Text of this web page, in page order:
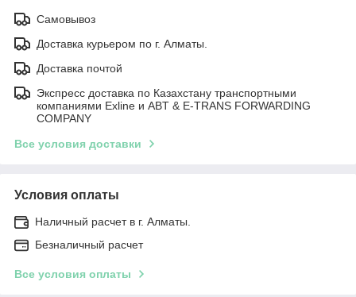
Самовывоз
Доставка курьером по г. Алматы.
Доставка почтой
Экспресс доставка по Казахстану транспортными
компаниями Exline и ABT & E-TRANS FORWARDING
COMPANY
Все условия доставки
Условия оплаты
Наличный расчет в г. Алматы.
Безналичный расчет
Все условия оплаты